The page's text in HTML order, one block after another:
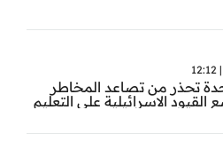
تحذر من تصاعد المخاطر
القيود الاسرائيلية على التعليم